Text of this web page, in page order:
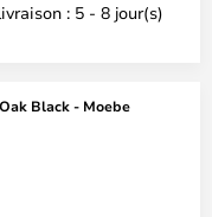
: 5 - 8 jour(s)
Black - Moebe